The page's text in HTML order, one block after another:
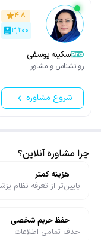
۴.۸
۳,۲۰۰
سکینه یوسفی
روانشناس و مشاور
شروع مشاوره
چرا مشاوره آنلاین؟
هزینه کمتر
پایین‌تر از تعرفه نظام
حفظ حریم شخصی
حذف تمامی اطلاعات